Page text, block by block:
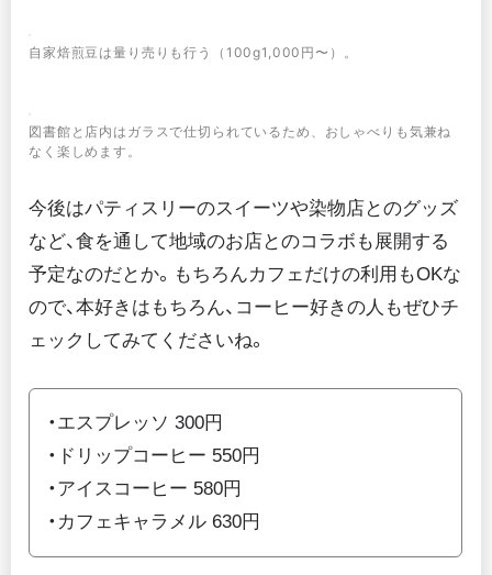
自家焙煎豆は量り売りも行う（100g1,000円〜）。
図書館と店内はガラスで仕切られているため、おしゃべりも気兼ね
なく楽しめます。
今後はパティスリーのスイーツや染物店とのグッズ
など、食を通して地域のお店とのコラボも展開する
予定なのだとか。もちろんカフェだけの利用もOKな
ので、本好きはもちろん、コーヒー好きの人もぜひチ
ェックしてみてくださいね。
・エスプレッソ 300円
・ドリップコーヒー 550円
・アイスコーヒー 580円
・カフェキャラメル 630円